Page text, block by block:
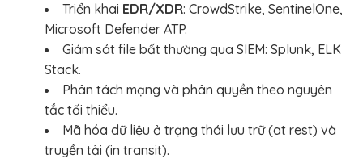
Triển khai EDR/XDR: CrowdStrike, SentinelOne,
Microsoft Defender ATP.
Giám sát file bất thường qua SIEM: Splunk, ELK
Stack.
Phân tách mạng và phân quyền theo nguyên
tắc tối thiểu.
Mã hóa dữ liệu ở trạng thái lưu trữ (at rest) và
truyền tải (in transit).